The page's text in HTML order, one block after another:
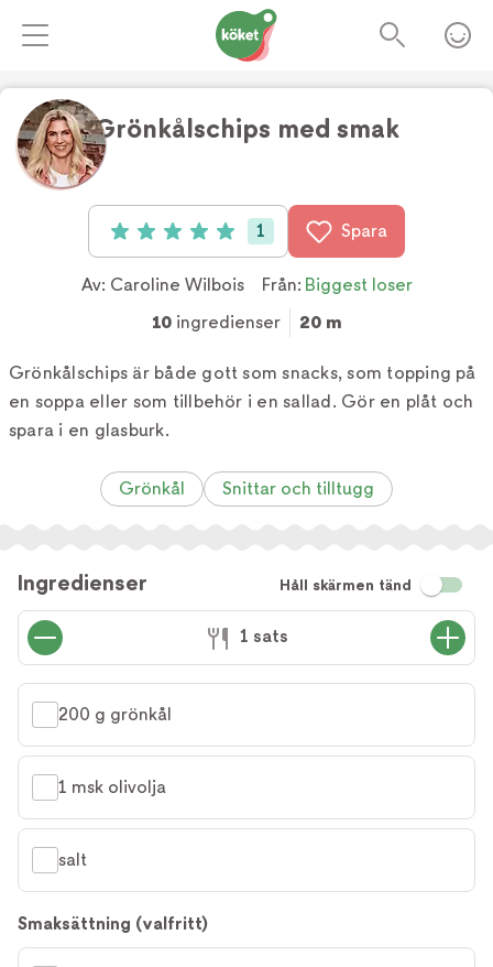
Grönkålschips med smak
Betyg: 5 av 5 (1 röster)
1 Spara
Av: Caroline Wilbois Från: Biggest loser
10 ingredienser 20 m
Grönkålschips är både gott som snacks, som topping på
en soppa eller som tillbehör i en sallad. Gör en plåt och
spara i en glasburk.
Grönkål Snittar och tilltugg
Ingredienser Håll skärmen tänd
1 sats
200 g grönkål
1 msk olivolja
salt
Smaksättning (valfritt)